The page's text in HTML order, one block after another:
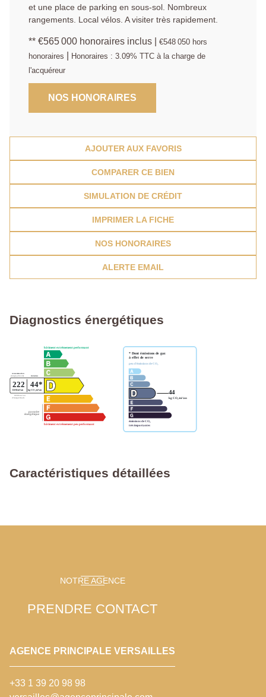
et une place de parking en sous-sol. Nombreux
rangements. Local vélos. A visiter très rapidement.
** €565 000 honoraires inclus €548 050 hors
honoraires
Honoraires : 3.09% TTC à la charge de
l'acquéreur
NOS HONORAIRES
AJOUTER AUX FAVORIS
COMPARER CE BIEN
SIMULATION DE CRÉDIT
IMPRIMER LA FICHE
NOS HONORAIRES
ALERTE EMAIL
Diagnostics énergétiques
Caractéristiques détaillées
NOTRE AGENCE
PRENDRE CONTACT
AGENCE PRINCIPALE VERSAILLES
+33 1 39 20 98 98